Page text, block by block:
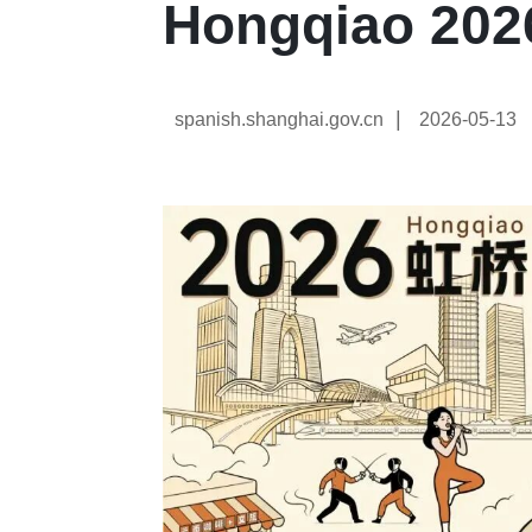
Hongqiao
spanish.shanghai.gov.cn 2026-05-13